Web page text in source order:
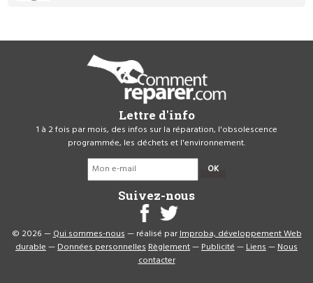
Lettre d'info
1 à 2 fois par mois, des infos sur la réparation, l'obsolescence
programmée, les déchets et l'environnement.
OK
Suivez-nous
© 2026 —Qui sommes-nous— réalisé parImproba, développement Web
durable—Données personnellesRèglement—Publicité—Liens—Nous
contacter